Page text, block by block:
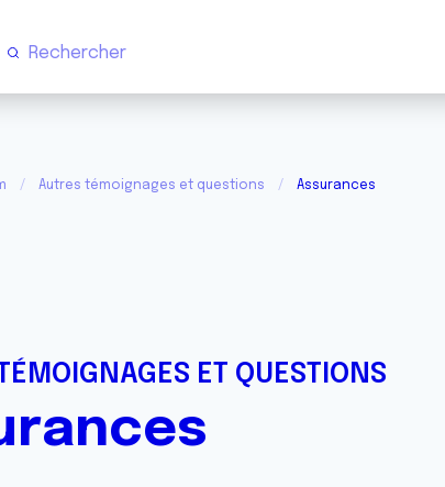
Autres témoignages et questions Assurances
ET QUESTIONS